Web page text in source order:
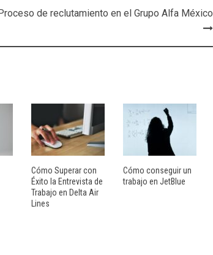
de reclutamiento en el Grupo Alfa México
Cómo Superar con
Éxito la Entrevista de
Trabajo en Delta Air
Lines
Cómo conseguir un
trabajo en JetBlue